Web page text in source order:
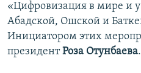
«Цифровизация в мире и
Абадской, Ошской и
Инициатором этих
президентРоза Отунбаева.